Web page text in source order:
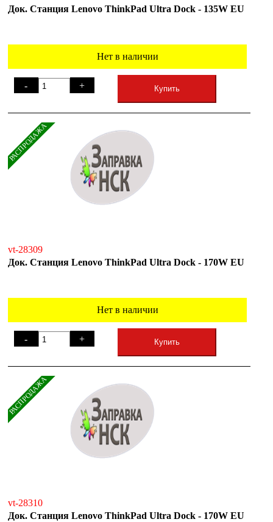
Док. Станция Lenovo ThinkPad Ultra Dock - 135W EU
Нет в наличии
- + Купить
РАСПРОДАЖА
vt-28309
Док. Станция Lenovo ThinkPad Ultra Dock - 170W EU
Нет в наличии
- + Купить
РАСПРОДАЖА
vt-28310
Док. Станция Lenovo ThinkPad Ultra Dock - 170W EU